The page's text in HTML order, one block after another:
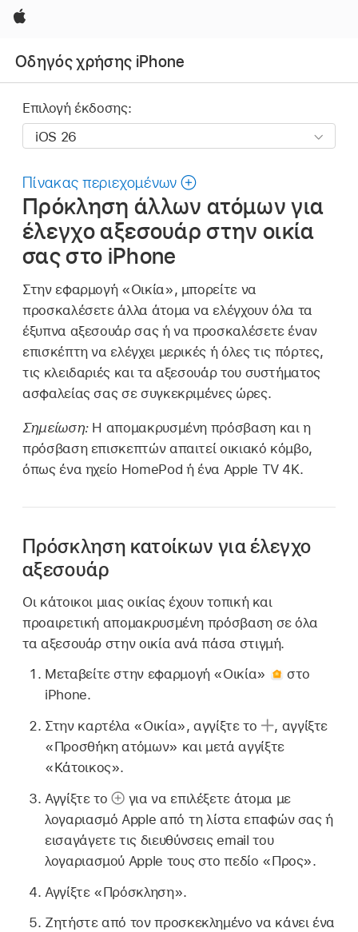
Apple
Οδηγός χρήσης iPhone
Επιλογή έκδοσης:
Πίνακας περιεχομένων
Πρόκληση άλλων ατόμων για
έλεγχο αξεσουάρ στην οικία
σας στο iPhone
Στην εφαρμογή «Οικία», μπορείτε να
προσκαλέσετε άλλα άτομα να ελέγχουν όλα τα
έξυπνα αξεσουάρ σας ή να προσκαλέσετε έναν
επισκέπτη να ελέγχει μερικές ή όλες τις πόρτες,
τις κλειδαριές και τα αξεσουάρ του συστήματος
ασφαλείας σας σε συγκεκριμένες ώρες.
Σημείωση: Η απομακρυσμένη πρόσβαση και η
πρόσβαση επισκεπτών απαιτεί οικιακό κόμβο,
όπως ένα ηχείο HomePod ή ένα Apple TV 4K.
Πρόσκληση κατοίκων για έλεγχο
αξεσουάρ
Οι κάτοικοι μιας οικίας έχουν τοπική και
προαιρετική απομακρυσμένη πρόσβαση σε όλα
τα αξεσουάρ στην οικία ανά πάσα στιγμή.
Μεταβείτε στην εφαρμογή «Οικία»
στο
iPhone.
Στην καρτέλα «Οικία», αγγίξτε το
, αγγίξτε
«Προσθήκη ατόμων» και μετά αγγίξτε
«Κάτοικος».
Αγγίξτε το
για να επιλέξετε άτομα με
λογαριασμό Apple από τη λίστα επαφών σας ή
εισαγάγετε τις διευθύνσεις email του
λογαριασμού Apple τους στο πεδίο «Προς».
Αγγίξτε «Πρόσκληση».
Ζητήστε από τον προσκεκλημένο να κάνει ένα